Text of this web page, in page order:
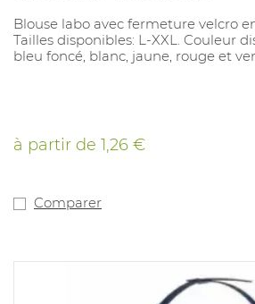
Blouse labo avec fermeture velcro
Tailles disponibles: L-XXL. Couleur
bleu foncé, blanc, jaune, rouge et
à partir de 1,26 €
Comparer